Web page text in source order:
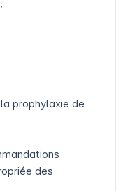
prophylaxie de
des